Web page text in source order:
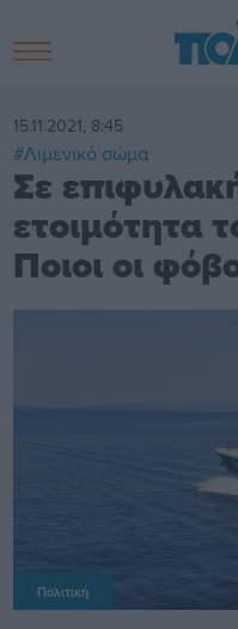
15.11.2021, 8:45
#Λιμενικό σώμα
Σε
ετοιμότητα
Ποιοι οι
Πολιτική